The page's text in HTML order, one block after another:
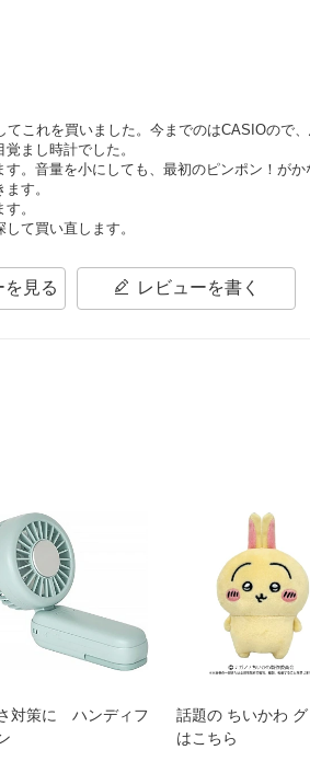
これを買いました。今までのはCASIOので
まし時計でした。
。音量を小にしても、最初のピンポン！が
す。
。
て買い直します。
見る レビューを書く
対策に ハンディフ
話題の ちいかわ
はこちら